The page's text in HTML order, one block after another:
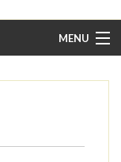
MENU